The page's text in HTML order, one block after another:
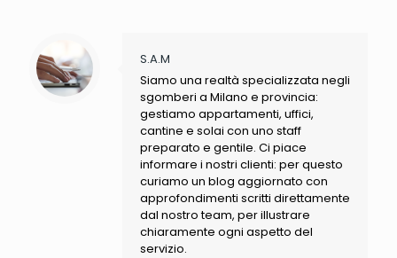
S.A.M
Siamo una realtà specializzata negli
sgomberi a Milano e provincia:
gestiamo appartamenti, uffici,
cantine e solai con uno staff
preparato e gentile. Ci piace
informare i nostri clienti: per questo
curiamo un blog aggiornato con
approfondimenti scritti direttamente
dal nostro team, per illustrare
chiaramente ogni aspetto del
servizio.